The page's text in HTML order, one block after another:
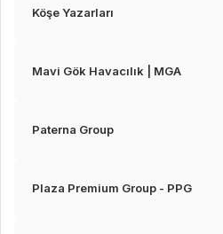
Köşe Yazarları
Mavi Gök Havacılık | MGA
Paterna Group
Plaza Premium Group - PPG